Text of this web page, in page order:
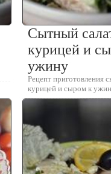
Сытный
курицей и
ужину
Рецепт приготовления
курицей и сыром к